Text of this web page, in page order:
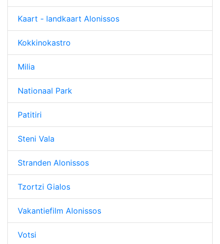
Kaart - landkaart Alonissos
Kokkinokastro
Milia
Nationaal Park
Patitiri
Steni Vala
Stranden Alonissos
Tzortzi Gialos
Vakantiefilm Alonissos
Votsi